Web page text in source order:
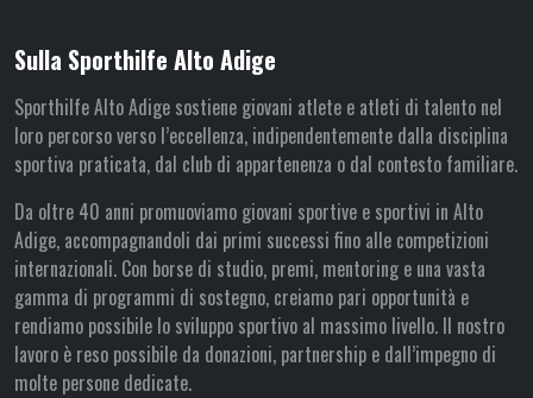
Sulla Sporthilfe Alto Adige
Sporthilfe Alto Adige sostiene giovani atlete e atleti di talento nel
loro percorso verso l’eccellenza, indipendentemente dalla disciplina
sportiva praticata, dal club di appartenenza o dal contesto familiare.
Da oltre 40 anni promuoviamo giovani sportive e sportivi in Alto
Adige, accompagnandoli dai primi successi fino alle competizioni
internazionali. Con borse di studio, premi, mentoring e una vasta
gamma di programmi di sostegno, creiamo pari opportunità e
rendiamo possibile lo sviluppo sportivo al massimo livello. Il nostro
lavoro è reso possibile da donazioni, partnership e dall’impegno di
molte persone dedicate.